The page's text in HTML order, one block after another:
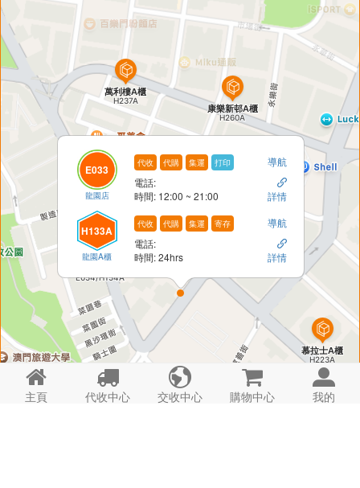

主頁

代收中心

交收中心

購物中心

我的
E033
龍園店
代收 代購 集運 打印
導航
電話:

時間: 12:00 ~ 21:00 詳情
H133A
龍園A櫃
代收 代購 集運 寄存
導航
電話:

時間: 24hrs 詳情